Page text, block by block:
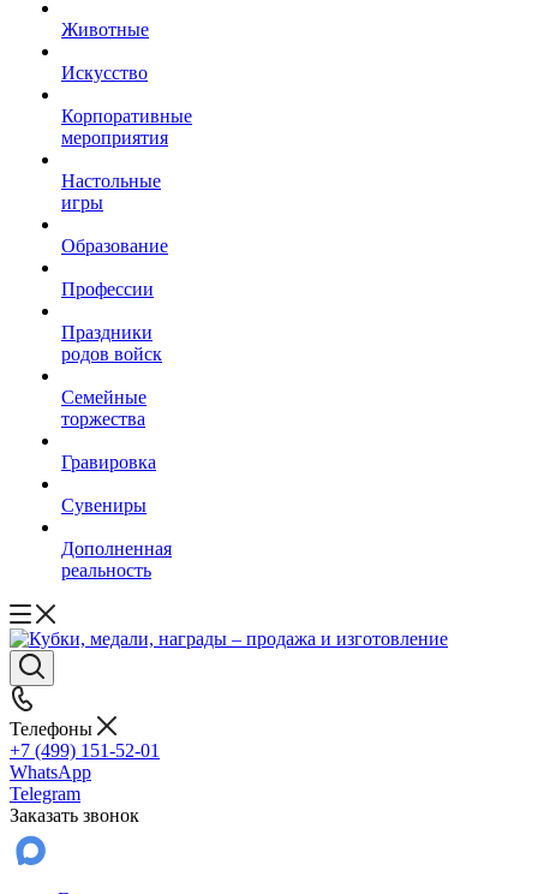
Животные
Искусство
Корпоративные
мероприятия
Настольные
игры
Образование
Профессии
Праздники
родов войск
Семейные
торжества
Гравировка
Сувениры
Дополненная
реальность
Телефоны
+7 (499) 151-52-01
WhatsApp
Telegram
Заказать звонок